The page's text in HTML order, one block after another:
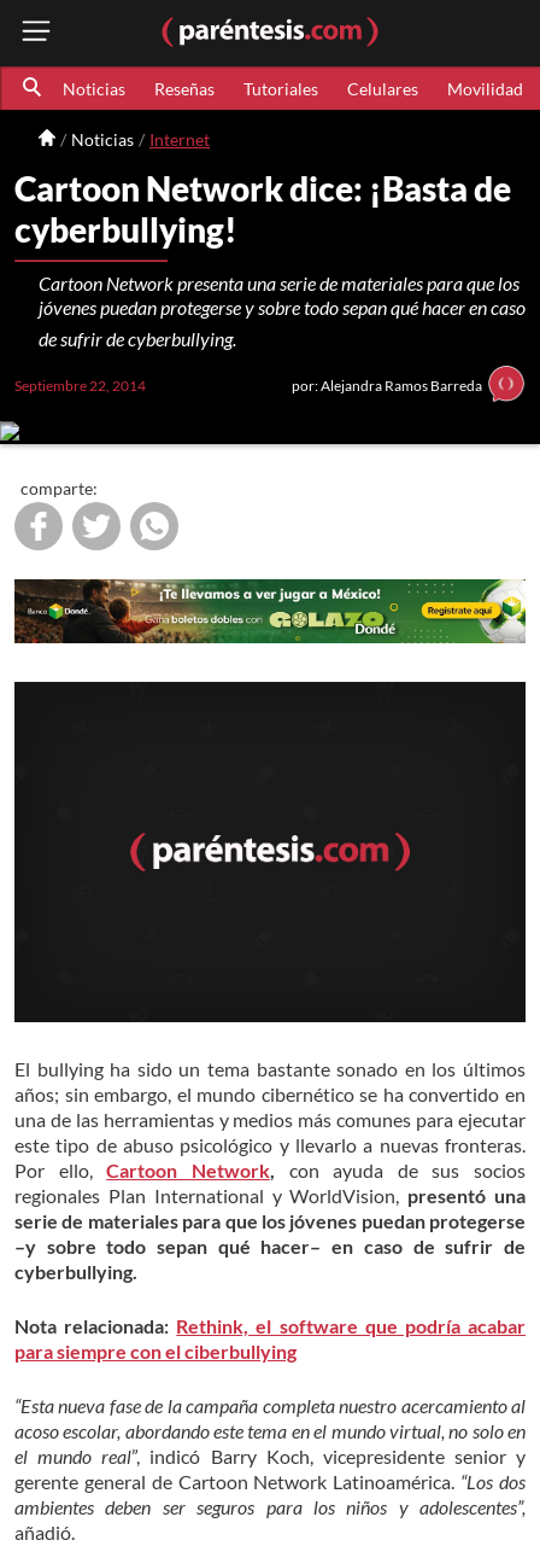
Noticias Reseñas Tutoriales Celulares Movilidad
Noticias Internet
Cartoon Network dice: ¡Basta de
cyberbullying!
Cartoon Network presenta una serie de materiales para que los
jóvenes puedan protegerse y sobre todo sepan qué hacer en caso
de sufrir de cyberbullying.
Septiembre 22, 2014 por: Alejandra Ramos Barreda
comparte:
El bullying ha sido un tema bastante sonado en los últimos
años; sin embargo, el mundo cibernético se ha convertido en
una de las herramientas y medios más comunes para ejecutar
este tipo de abuso psicológico y llevarlo a nuevas fronteras.
Por ello,Cartoon Network, con ayuda de sus socios
regionales Plan International y WorldVision, presentó una
serie de materiales para que los jóvenes puedan protegerse
–y sobre todo sepan qué hacer– en caso de sufrir de
cyberbullying.
Nota relacionada: Rethink, el software que podría acabar
para siempre con el ciberbullying
“Esta nueva fase de la campaña completa nuestro acercamiento al
acoso escolar, abordando este tema en el mundo virtual, no solo en
el mundo real”, indicó Barry Koch, vicepresidente senior y
gerente general de Cartoon Network Latinoamérica. “Los dos
ambientes deben ser seguros para los niños y adolescentes”,
añadió.